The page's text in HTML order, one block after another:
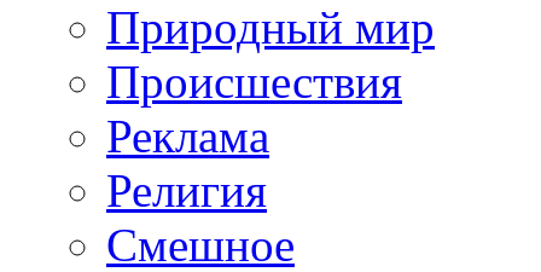
Природный мир
Происшествия
Реклама
Религия
Смешное